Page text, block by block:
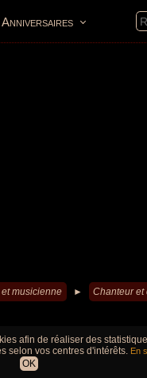
Anniversaires
musicienne ► Chanteur et
afin de réaliser des
selon vos centres d'intérêts. En
OK